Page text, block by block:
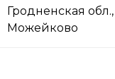
Гродненская
Можейково